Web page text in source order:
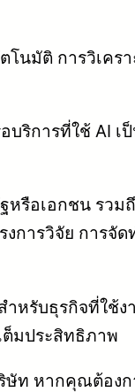
นมัติ การวิเคร
การที่ใช้ AI เ
หรือเอกชน รว
ารวิจัย การจั
หรับธุรกิจที่ใช้
ต็มประสิทธิภาพ
ษัท หากคุณต้อง